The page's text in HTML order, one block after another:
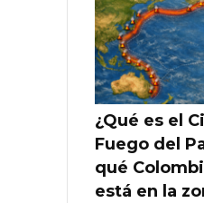
¿Qué es el
Fuego del
qué
está en la